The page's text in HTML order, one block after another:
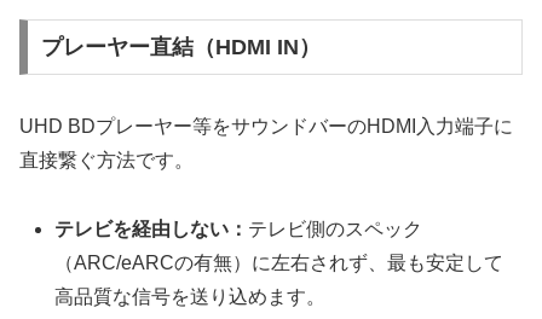
プレーヤー直結（HDMI IN）
UHD BDプレーヤー等をサウンドバーのHDMI入力端子に
直接繋ぐ方法です。
テレビを経由しない： テレビ側のスペック
（ARC/eARCの有無）に左右されず、最も安定して
高品質な信号を送り込めます。